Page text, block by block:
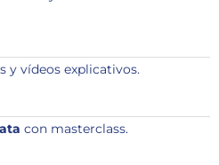
y vídeos explicativos.
con masterclass.